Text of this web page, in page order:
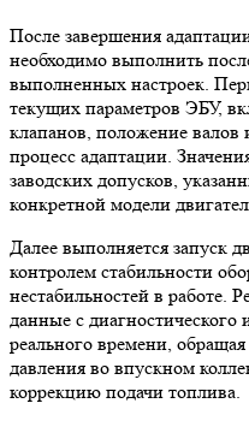
После завершения
необходимо выполнить
выполненных настроек.
текущих параметров ЭБУ,
клапанов, положение валов
процесс адаптации.
заводских допусков,
конкретной модели
Далее выполняется запуск
контролем стабильности
нестабильностей в работе.
данные с
реального времени,
давления во впускном
коррекцию подачи топлива.